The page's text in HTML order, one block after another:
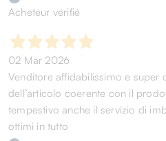
Acheteur vérifié
02 Mar 2026
Venditore affidabilissimo e super
dell’articolo coerente con il
tempestivo anche il servizio di
ottimi in tutto